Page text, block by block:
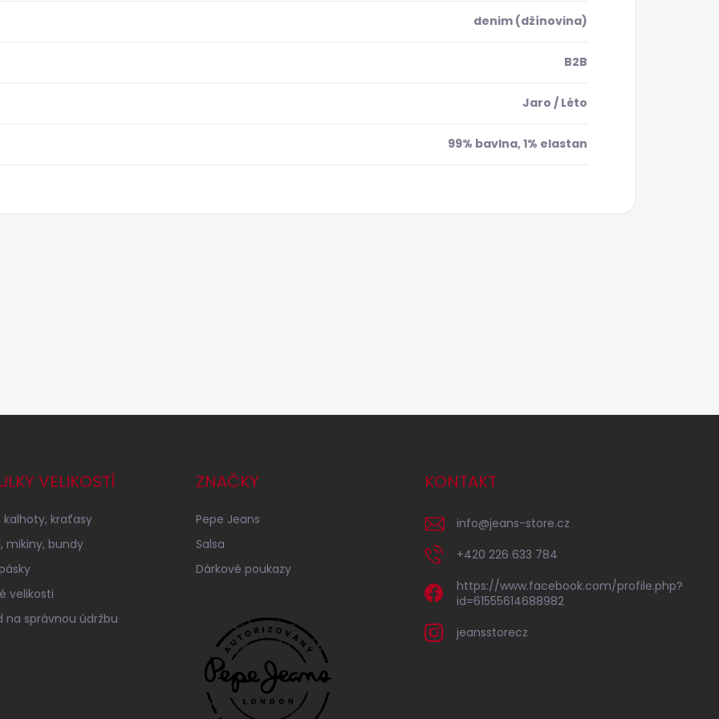
denim (džínovina)
B2B
Jaro / Léto
99% bavlna, 1% elastan
VELIKOSTÍ
kalhoty, kraťasy
mikiny, bundy
velikosti
na správnou údržbu
ZNAČKY
Pepe Jeans
Salsa
Dárkové poukazy
KONTAKT
info@jeans-store.cz
+420 226 633 784
https://www.facebook.com/profile.php?
id=61555614688982
jeansstorecz